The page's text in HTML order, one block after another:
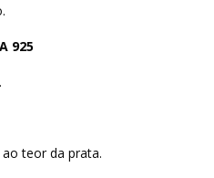
925
teor da prata.